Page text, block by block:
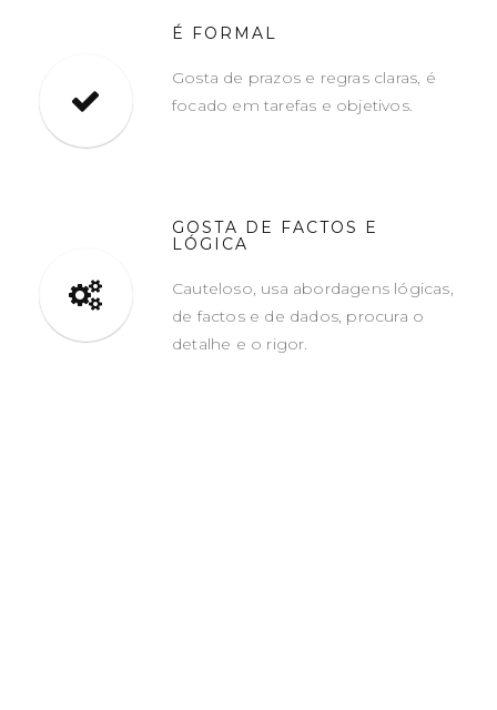
É FORMAL
Gosta de prazos e regras claras, é
focado em tarefas e objetivos.
GOSTA DE FACTOS E
LÓGICA
Cauteloso, usa abordagens lógicas,
de factos e de dados, procura o
detalhe e o rigor.